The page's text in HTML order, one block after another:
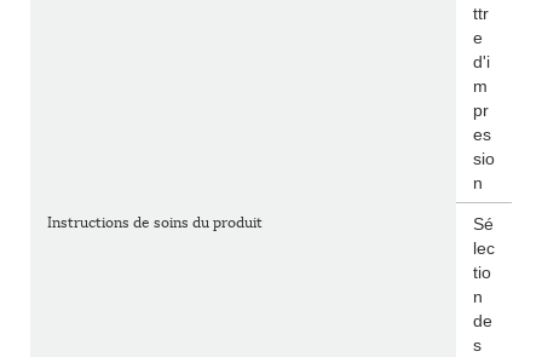
ttr
e
d'i
m
pr
es
sio
n
Instructions de soins du produit
Sé
lec
tio
n
de
s